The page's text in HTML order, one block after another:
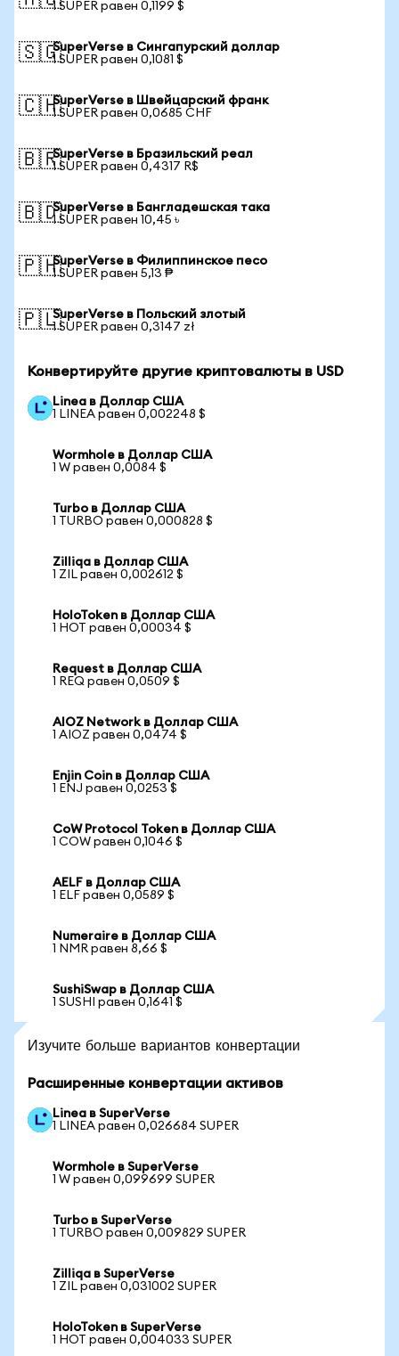
1 SUPER равен 0,1199 $
🇸🇬SuperVerse в Сингапурский доллар
1 SUPER равен 0,1081 $
🇨🇭SuperVerse в Швейцарский франк
1 SUPER равен 0,0685 CHF
🇧🇷SuperVerse в Бразильский реал
1 SUPER равен 0,4317 R$
🇧🇩SuperVerse в Бангладешская така
1 SUPER равен 10,45 ৳
🇵🇭SuperVerse в Филиппинское песо
1 SUPER равен 5,13 ₱
🇵🇱SuperVerse в Польский злотый
1 SUPER равен 0,3147 zł
Конвертируйте другие криптовалюты в USD
Linea в Доллар США
1 LINEA равен 0,002248 $
Wormhole в Доллар США
1 W равен 0,0084 $
Turbo в Доллар США
1 TURBO равен 0,000828 $
Zilliqa в Доллар США
1 ZIL равен 0,002612 $
HoloToken в Доллар США
1 HOT равен 0,00034 $
Request в Доллар США
1 REQ равен 0,0509 $
AIOZ Network в Доллар США
1 AIOZ равен 0,0474 $
Enjin Coin в Доллар США
1 ENJ равен 0,0253 $
CoW Protocol Token в Доллар США
1 COW равен 0,1046 $
AELF в Доллар США
1 ELF равен 0,0589 $
Numeraire в Доллар США
1 NMR равен 8,66 $
SushiSwap в Доллар США
1 SUSHI равен 0,1641 $
Изучите больше вариантов конвертации
Расширенные конвертации активов
Linea в SuperVerse
1 LINEA равен 0,026684 SUPER
Wormhole в SuperVerse
1 W равен 0,099699 SUPER
Turbo в SuperVerse
1 TURBO равен 0,009829 SUPER
Zilliqa в SuperVerse
1 ZIL равен 0,031002 SUPER
HoloToken в SuperVerse
1 HOT равен 0,004033 SUPER